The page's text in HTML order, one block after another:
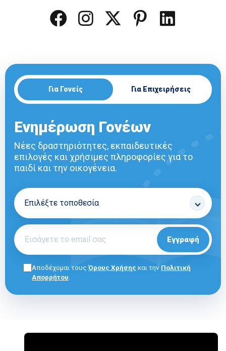
Για Γονείς Για Επιχειρήσεις
Ενημέρωση Γονέων
Νέες δραστηριότητες, εκπαιδευτικές
επιλογές και χρήσιμες πληροφορίες για το
παιδί και την οικογένεια.
Εγγραφή
Αποδέχομαι τουςΌρους Χρήσης και την Πολιτική
Απορρήτου